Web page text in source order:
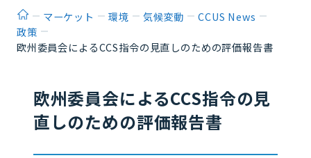
ホームマーケット 環境 気候変動
CCUS News
政策
欧州委員会によるCCS指令の見直しのための評価報告書
欧州委員会によるCCS指令の見
直しのための評価報告書